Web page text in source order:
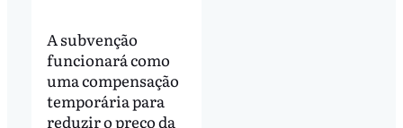
A subvenção
funcionará como
uma compensação
temporária para
reduzir o preço da